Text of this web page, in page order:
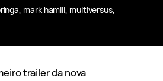
, mark hamill, multiversus
trailer da nova